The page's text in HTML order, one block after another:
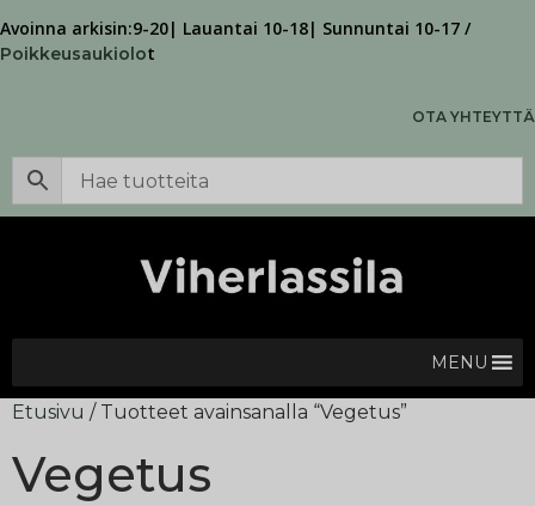
Avoinna arkisin:9-20| Lauantai 10-18| Sunnuntai 10-17 /
Poikkeusaukiolot
OTA YHTEYTTÄ
MENU
Etusivu / Tuotteet avainsanalla “Vegetus”
Vegetus